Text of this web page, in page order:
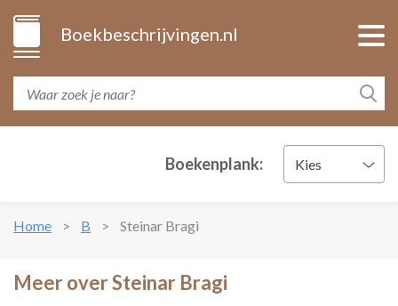
Boekbeschrijvingen.nl
Boekenplank: Kies
Home B Steinar Bragi
Meer over Steinar Bragi